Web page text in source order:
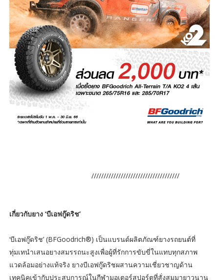
////////////////////////////////////
เกี่ยวกับยาง ‘บีเอฟกู๊ดริช’
‘บีเอฟกู๊ดริช’ (BFGoodrich®) เป็นแบรนด์ผลิตภัณฑ์ยางรถยนต์ที่
ทุ่มเทนำเสนอยางสมรรถนะสูงเพื่อผู้ที่รักการขับขี่ในแทบทุกสภาพ
แวดล้อมอย่างแท้จริง ยางบีเอฟกู๊ดริชผสานความเชี่ยวชาญด้าน
เทคนิคเข้ากับประสบการณ์ในกีฬามอเตอร์สปอร์ตที่สั่งสมมายาวนาน